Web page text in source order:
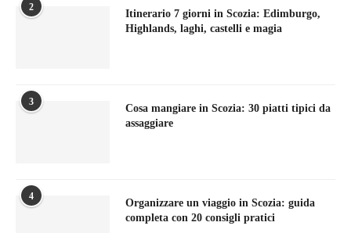
2
Itinerario 7 giorni in Scozia: Edimburgo,
Highlands, laghi, castelli e magia
3
Cosa mangiare in Scozia: 30 piatti tipici da
assaggiare
4
Organizzare un viaggio in Scozia: guida
completa con 20 consigli pratici